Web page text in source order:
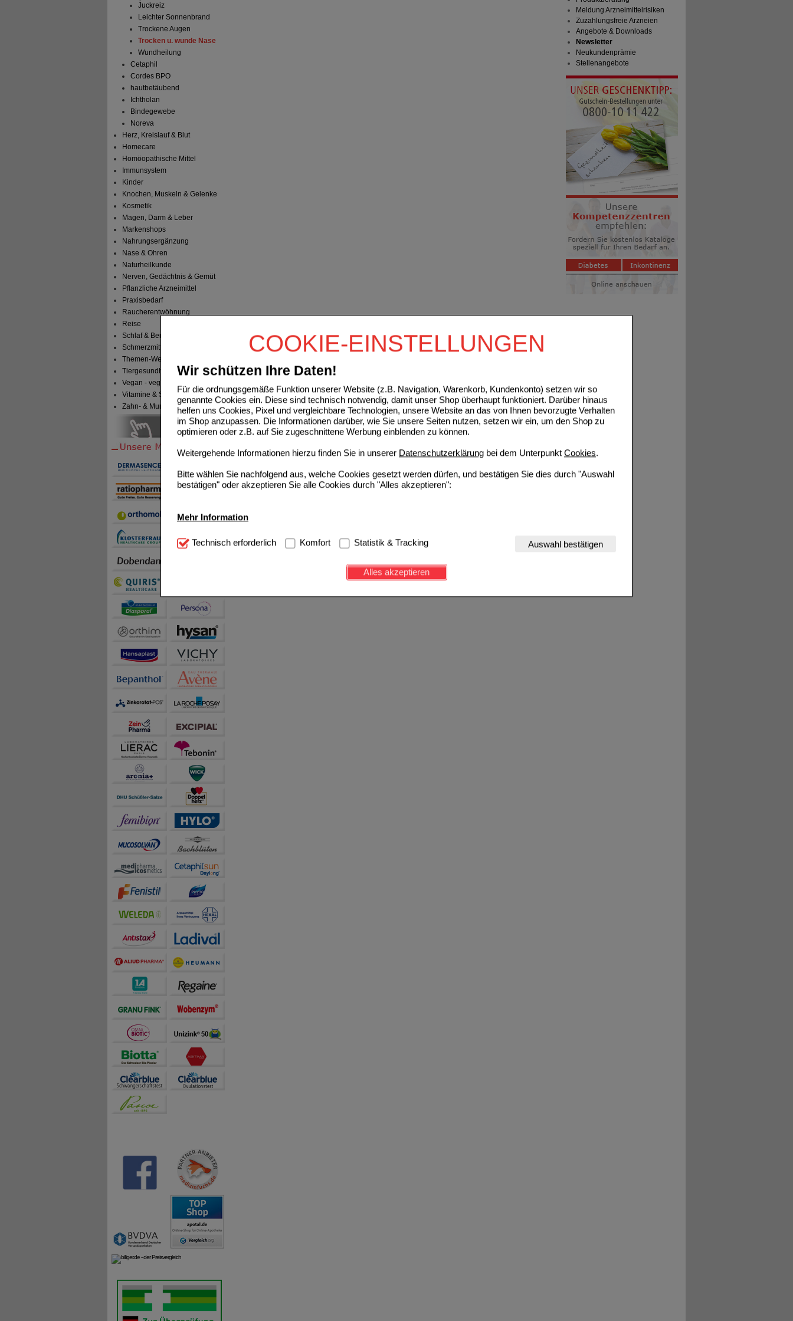
COOKIE-EINSTELLUNGEN
Wir schützen Ihre Daten!
Für die ordnungsgemäße Funktion unserer Website (z.B. Navigation, Warenkorb, Kundenkonto) setzen wir so
genannte Cookies ein. Diese sind technisch notwendig, damit unser Shop überhaupt funktioniert. Darüber hinaus
helfen uns Cookies, Pixel und vergleichbare Technologien, unsere Website an das von Ihnen bevorzugte Verhalten
im Shop anzupassen. Die Informationen darüber, wie Sie unsere Seiten nutzen, setzen wir ein, um den Shop zu
optimieren oder z.B. auf Sie zugeschnittene Werbung einblenden zu können.
Weitergehende Informationen hierzu finden Sie in unserer Datenschutzerklärung bei dem Unterpunkt Cookies.
Bitte wählen Sie nachfolgend aus, welche Cookies gesetzt werden dürfen, und bestätigen Sie dies durch "Auswahl
bestätigen" oder akzeptieren Sie alle Cookies durch "Alles akzeptieren":
Mehr Information
Technisch Notwendig: Hierbei handelt es sich um Cookies, die für die Grundfunktionen unserer Website
notwendig sind (z.B. Navigation, Warenkorb, Kundenkonto), weshalb auf diese nicht verzichtet werden kann.
Diese Cookies werden genutzt um das Einkaufserlebnis noch ansprechender zu gestalten,
beispielsweise für die Wiedererkennung des Besuchers oder unsere Seite an bevorzugte Verhaltensweisen (z.B.
Inhalte anzuzeigen und unser Partnerprogramm zu betreiben.
Statistik & Tracking:
sammeln, mit deren Hilfe wir unsere Website weiter für Sie optimieren können, den Inhalt auf unserer Website aber
teilweise an Dritte wie z.B. Google oder soziale Medien übertragen werden.
Technisch erforderlich Komfort Statistik & Tracking Auswahl bestätigen
Alles akzeptieren
Juckreiz
Leichter Sonnenbrand
Trockene Augen
Trocken u. wunde Nase
Wundheilung
Cetaphil
Cordes BPO
hautbetäubend
Ichtholan
Bindegewebe
Noreva
Herz, Kreislauf & Blut
Homecare
Homöopathische Mittel
Immunsystem
Kinder
Knochen, Muskeln & Gelenke
Kosmetik
Magen, Darm & Leber
Markenshops
Nahrungsergänzung
Nase & Ohren
Naturheilkunde
Nerven, Gedächtnis & Gemüt
Pflanzliche Arzneimittel
Praxisbedarf
Raucherentwöhnung
Reise
Schlaf & Beruhigung
Schmerzmittel
Themen-Welten
Tiergesundheit & Tierbedarf
Vegan - vegetarisch
Vitamine & Sport
Zahn- & Mundpflege
Meldung Arzneimittelrisiken
Zuzahlungsfreie Arzneien
Angebote & Downloads
Newsletter
Neukundenprämie
Stellenangebote